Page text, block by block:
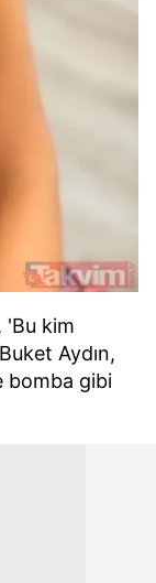
'Bu kim
Aydın,
bomba gibi